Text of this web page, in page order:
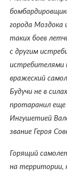
города Моздока
таких боев
с другим
истребителями
вражеский
Будучи не в
протаранил еще
Ингушетией
звание Героя
Горящий
на территории,